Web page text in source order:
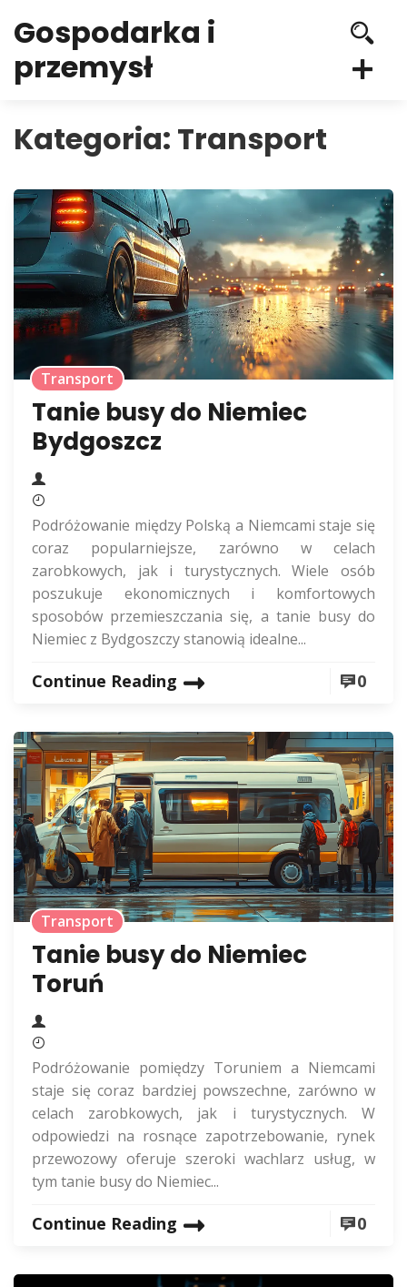
Gospodarka i
przemysł
Kategoria: Transport
Transport
Tanie busy do Niemiec
Bydgoszcz
Podróżowanie między Polską a Niemcami staje się
coraz popularniejsze, zarówno w celach
zarobkowych, jak i turystycznych. Wiele osób
poszukuje ekonomicznych i komfortowych
sposobów przemieszczania się, a tanie busy do
Niemiec z Bydgoszczy stanowią idealne...
Continue Reading 0
Transport
Tanie busy do Niemiec
Toruń
Podróżowanie pomiędzy Toruniem a Niemcami
staje się coraz bardziej powszechne, zarówno w
celach zarobkowych, jak i turystycznych. W
odpowiedzi na rosnące zapotrzebowanie, rynek
przewozowy oferuje szeroki wachlarz usług, w
tym tanie busy do Niemiec...
Continue Reading 0